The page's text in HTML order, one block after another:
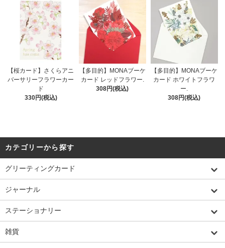
【桜カード】さくらアニ
バーサリーフラワーカー
ド
330円(税込)
【多目的】MONAブーケ
カード レッドフラワー.
308円(税込)
【多目的】MONAブーケ
カード ホワイトフラワ
ー.
308円(税込)
カテゴリーから探す
グリーティングカード
ジャーナル
ステーショナリー
雑貨